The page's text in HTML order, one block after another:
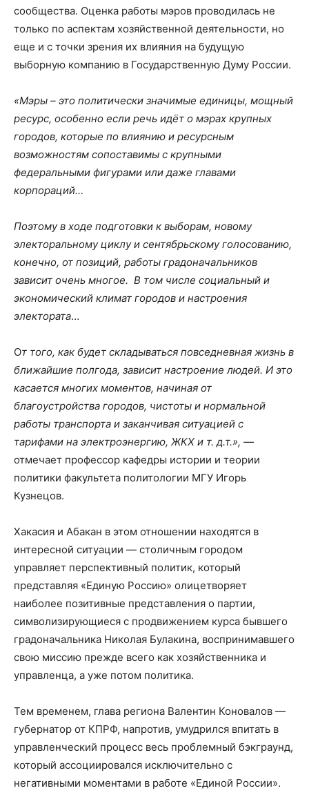
сообщества. Оценка работы мэров проводилась не
только по аспектам хозяйственной деятельности, но
еще и с точки зрения их влияния на будущую
выборную компанию в Государственную Думу России.
«Мэры – это политически значимые единицы, мощный
ресурс, особенно если речь идёт о мэрах крупных
городов, которые по влиянию и ресурсным
возможностям сопоставимы с крупными
федеральными фигурами или даже главами
корпораций…
Поэтому в ходе подготовки к выборам, новому
электоральному циклу и сентябрьскому голосованию,
конечно, от позиций, работы градоначальников
зависит очень многое. В том числе социальный и
экономический климат городов и настроения
электората…
От того, как будет складываться повседневная жизнь в
ближайшие полгода, зависит настроение людей. И это
касается многих моментов, начиная от
благоустройства городов, чистоты и нормальной
работы транспорта и заканчивая ситуацией с
тарифами на электроэнергию, ЖКХ и т. д.т.», —
отмечает профессор кафедры истории и теории
политики факультета политологии МГУ Игорь
Кузнецов.
Хакасия и Абакан в этом отношении находятся в
интересной ситуации — столичным городом
управляет перспективный политик, который
представляя «Единую Россию» олицетворяет
наиболее позитивные представления о партии,
символизирующиеся с продвижением курса бывшего
градоначальника Николая Булакина, воспринимавшего
свою миссию прежде всего как хозяйственника и
управленца, а уже потом политика.
Тем временем, глава региона Валентин Коновалов —
губернатор от КПРФ, напротив, умудрился впитать в
управленческий процесс весь проблемный бэкграунд,
который ассоциировался исключительно с
негативными моментами в работе «Единой России».